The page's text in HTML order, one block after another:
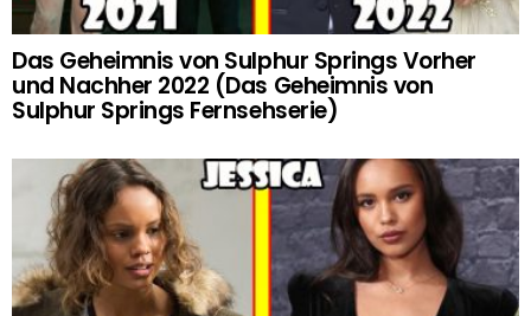
Das Geheimnis von Sulphur Springs Vorher
und Nachher 2022 (Das Geheimnis von
Sulphur Springs Fernsehserie)